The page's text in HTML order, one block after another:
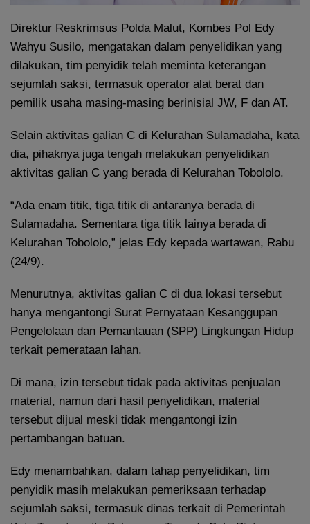
Direktur Reskrimsus Polda Malut, Kombes Pol Edy
Wahyu Susilo, mengatakan dalam penyelidikan yang
dilakukan, tim penyidik telah meminta keterangan
sejumlah saksi, termasuk operator alat berat dan
pemilik usaha masing-masing berinisial JW, F dan AT.
Selain aktivitas galian C di Kelurahan Sulamadaha, kata
dia, pihaknya juga tengah melakukan penyelidikan
aktivitas galian C yang berada di Kelurahan Tobololo.
“Ada enam titik, tiga titik di antaranya berada di
Sulamadaha. Sementara tiga titik lainya berada di
Kelurahan Tobololo,” jelas Edy kepada wartawan, Rabu
(24/9).
Menurutnya, aktivitas galian C di dua lokasi tersebut
hanya mengantongi Surat Pernyataan Kesanggupan
Pengelolaan dan Pemantauan (SPP) Lingkungan Hidup
terkait pemerataan lahan.
Di mana, izin tersebut tidak pada aktivitas penjualan
material, namun dari hasil penyelidikan, material
tersebut dijual meski tidak mengantongi izin
pertambangan batuan.
Edy menambahkan, dalam tahap penyelidikan, tim
penyidik masih melakukan pemeriksaan terhadap
sejumlah saksi, termasuk dinas terkait di Pemerintah